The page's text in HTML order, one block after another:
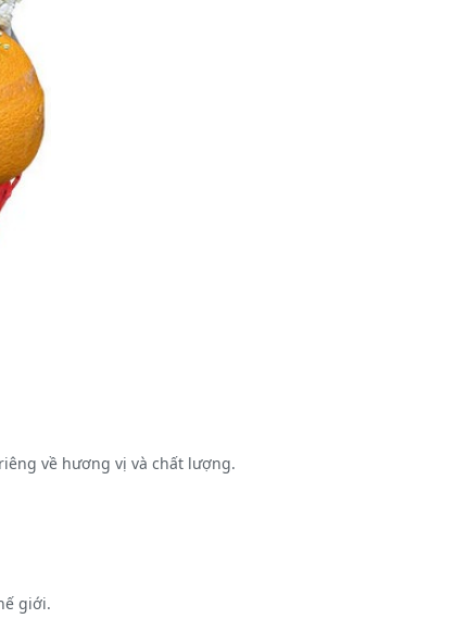
về hương vị và chất lượng.
giới.